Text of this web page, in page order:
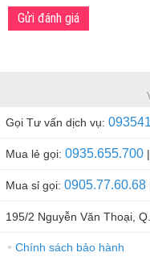
Gửi đánh giá
Gọi Tư vấn dịch vụ:
Mua lẻ gọi: 0935.655.700 |
Mua sỉ gọi: 0905.77.60.68
195/2 Nguyễn Văn Thoại,
● Chính sách bảo hành